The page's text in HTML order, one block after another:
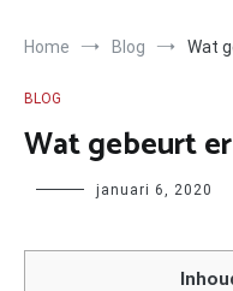
Home Blog Wat
BLOG
Wat gebeurt
Author januari 6, 2020